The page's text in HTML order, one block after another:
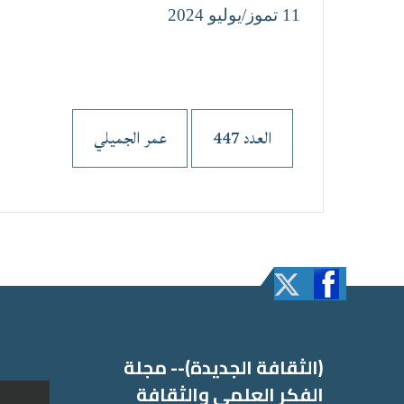
11 تموز/يوليو 2024
العدد 447 عمر الجميلي
(الثقافة الجدیدة)-- مجلة
الفكر العلمي والثقافة